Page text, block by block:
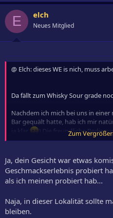
E elch
Neues Mitglied
@ Elch: dieses WE is nich, muss
Da fällt zum Whisky Sour grade
Nachdem ich mich bei uns in
Bar gequält hatte, hab ich mir
ja klar
) Die freundliche
ein Glas, ging zur Chivas Flasche
Die wollte mir doch tatsächlich
andrehen.
Als ich ihr dann erklärt hatte, dass
anders zubereitet wird, stapfte sie
an meinem Whisky zu schaffen
Zum
Ja, dein Gesicht war etwas
Geschmackserlebnis probiert
als ich meinen probiert hab...
Naja, in dieser Lokalität sollte
bleiben.